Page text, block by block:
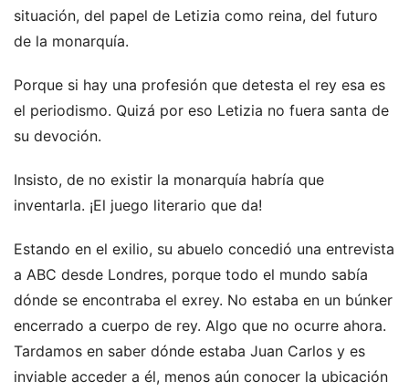
situación, del papel de Letizia como reina, del futuro
de la monarquía.
Porque si hay una profesión que detesta el rey esa es
el periodismo. Quizá por eso Letizia no fuera santa de
su devoción.
Insisto, de no existir la monarquía habría que
inventarla. ¡El juego literario que da!
Estando en el exilio, su abuelo concedió una entrevista
a ABC desde Londres, porque todo el mundo sabía
dónde se encontraba el exrey. No estaba en un búnker
encerrado a cuerpo de rey. Algo que no ocurre ahora.
Tardamos en saber dónde estaba Juan Carlos y es
inviable acceder a él, menos aún conocer la ubicación